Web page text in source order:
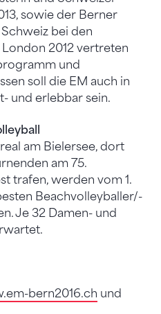
sowie der Berner
bei den
2012 vertreten
und
soll die EM auch in
und erlebbar sein.
am Bielersee, dort
am 75.
trafen, werden vom 1.
Beachvolleyballer/-
Je 32 Damen- und
bern2016.ch und